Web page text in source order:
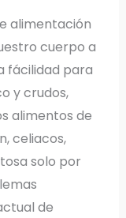
alimentación
cuerpo a
fácilidad para
y crudos,
alimentos de
celiacos,
solo por
de